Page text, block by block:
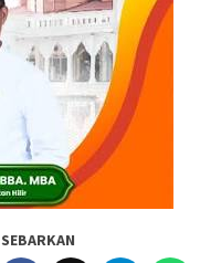
SEBARKAN